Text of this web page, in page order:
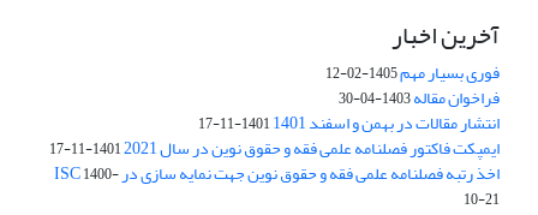
آخرین اخبار
فوری بسیار مهم1405-02-12
فراخوان مقاله1403-04-30
انتشار مقالات در بهمن و اسفند 1401 1401-11-17
ایمپکت فاکتور فصلنامه علمی فقه و حقوق نوین در سال 2021 1401-11-17
اخذ رتبه فصلنامه علمی فقه و حقوق نوین جهت نمایه سازی در ISC1400-
10-21